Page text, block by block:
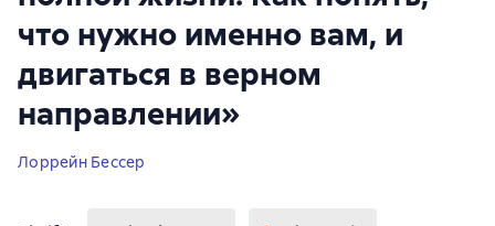
что нужно именно вам, и
двигаться в верном
направлении»
Лоррейн Бессер